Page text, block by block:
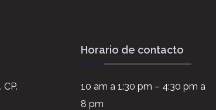
Horario de contacto
10 am a 1:30 pm – 4:30 pm a
8 pm